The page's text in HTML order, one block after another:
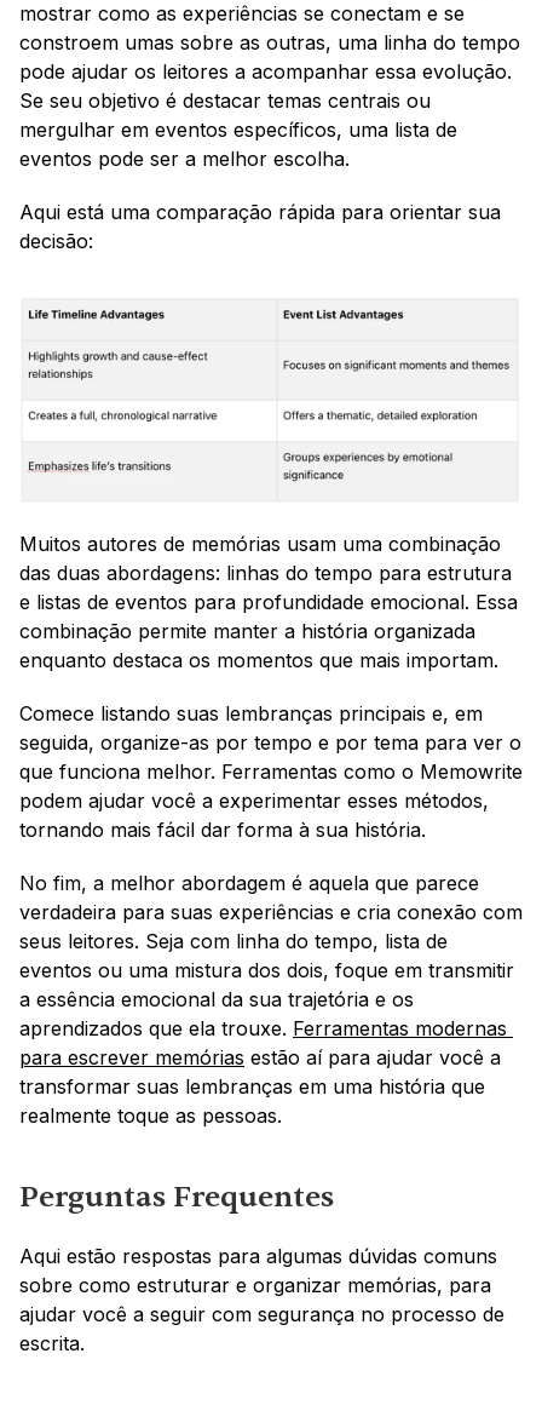
mostrar como as experiências se conectam e se
constroem umas sobre as outras, uma linha do tempo
pode ajudar os leitores a acompanhar essa evolução.
Se seu objetivo é destacar temas centrais ou
mergulhar em eventos específicos, uma lista de
eventos pode ser a melhor escolha.
Aqui está uma comparação rápida para orientar sua
decisão:
Muitos autores de memórias usam uma combinação
das duas abordagens: linhas do tempo para estrutura
e listas de eventos para profundidade emocional. Essa
combinação permite manter a história organizada
enquanto destaca os momentos que mais importam.
Comece listando suas lembranças principais e, em
seguida, organize-as por tempo e por tema para ver o
que funciona melhor. Ferramentas como o Memowrite
podem ajudar você a experimentar esses métodos,
tornando mais fácil dar forma à sua história.
No fim, a melhor abordagem é aquela que parece
verdadeira para suas experiências e cria conexão com
seus leitores. Seja com linha do tempo, lista de
eventos ou uma mistura dos dois, foque em transmitir
a essência emocional da sua trajetória e os
aprendizados que ela trouxe. Ferramentas modernas
para escrever memórias estão aí para ajudar você a
transformar suas lembranças em uma história que
realmente toque as pessoas.
Perguntas Frequentes
Aqui estão respostas para algumas dúvidas comuns
sobre como estruturar e organizar memórias, para
ajudar você a seguir com segurança no processo de
escrita.